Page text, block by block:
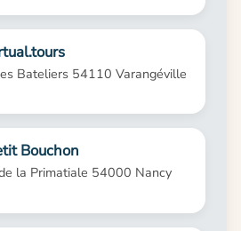
Bateliers 54110 Varangéville
Bouchon
la Primatiale 54000 Nancy